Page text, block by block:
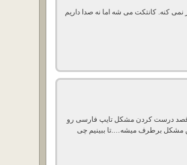
کار نمی کنه. کانتکت می شه اما نه صدا داریم
قصد درست کردن مشکل تایپ فارسی رو
مشکل برطرف میشه….تا ببینیم چی